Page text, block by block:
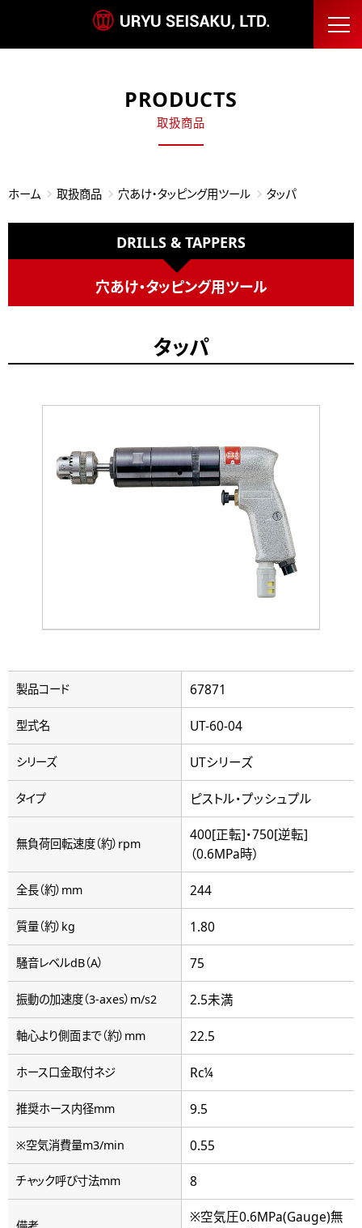
PRODUCTS
取扱商品
ホーム 取扱商品 穴あけ・タッピング用ツール タッパ
DRILLS & TAPPERS
穴あけ・タッピング用ツール
タッパ
製品コード 67871
型式名 UT-60-04
シリーズ UTシリーズ
タイプ ピストル・プッシュプル
無負荷回転速度（約）rpm
400[正転]・750[逆転]
（0.6MPa時）
全長（約）mm 244
質量（約）kg 1.80
騒音レベルdB（A） 75
振動の加速度（3-axes）m/s2 2.5未満
軸心より側面まで（約）mm 22.5
ホース口金取付ネジ Rc¼
推奨ホース内径mm 9.5
※空気消費量m3/min 0.55
チャック呼び寸法mm 8
※空気圧0.6MPa(Gauge)無